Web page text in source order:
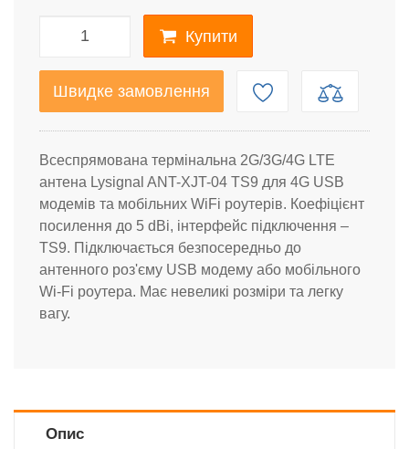
Купити
Швидке замовлення
Всеспрямована термінальна 2G/3G/4G LTE
антена Lysignal ANT-XJT-04 TS9 для 4G USB
модемів та мобільних WiFi роутерів. Коефіцієнт
посилення до 5 dBi, інтерфейс підключення –
TS9. Підключається безпосередньо до
антенного роз'єму USB модему або мобільного
Wi-Fi роутера. Має невеликі розміри та легку
вагу.
Опис